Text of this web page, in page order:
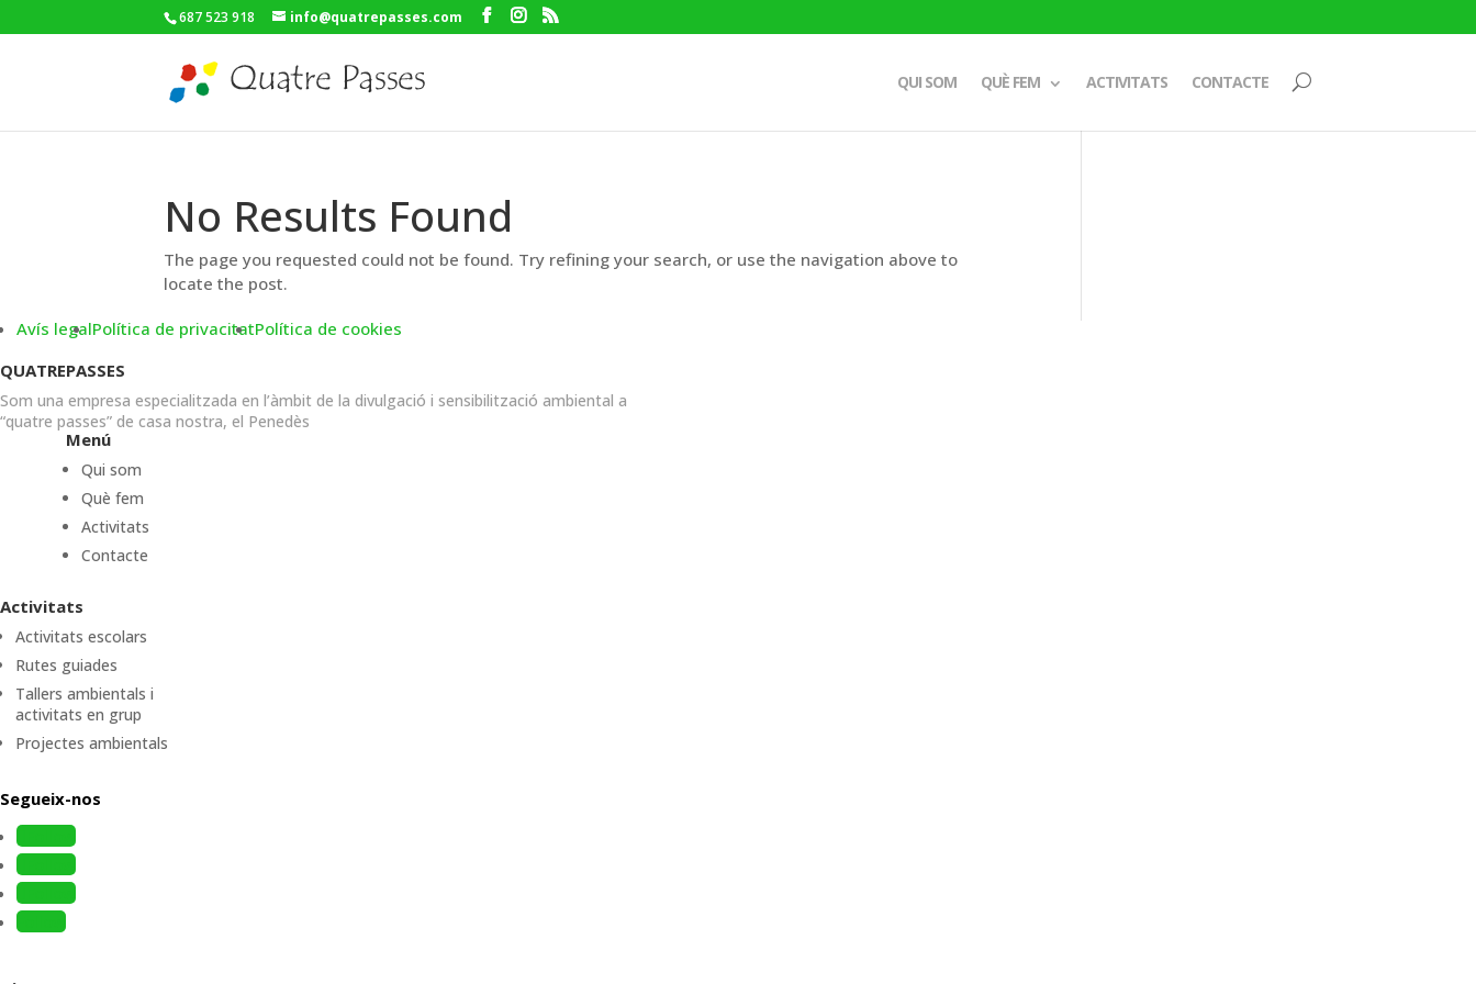
687 523 918 info@quatrepasses.com
QUI SOM QUÈ FEM ACTIVITATS CONTACTE
No Results Found
The page you requested could not be found. Try refining your search, or use the navigation above to
locate the post.
Avís legalPolítica de privacitatPolítica de cookies
QUATREPASSES
Som una empresa especialitzada en l’àmbit de la divulgació i sensibilització ambiental a
“quatre passes” de casa nostra, el Penedès
Menú
Qui som
Què fem
Activitats
Contacte
Activitats
Activitats escolars
Rutes guiades
Tallers ambientals i
activitats en grup
Projectes ambientals
Segueix-nos
Follow
Follow
Follow
Follow